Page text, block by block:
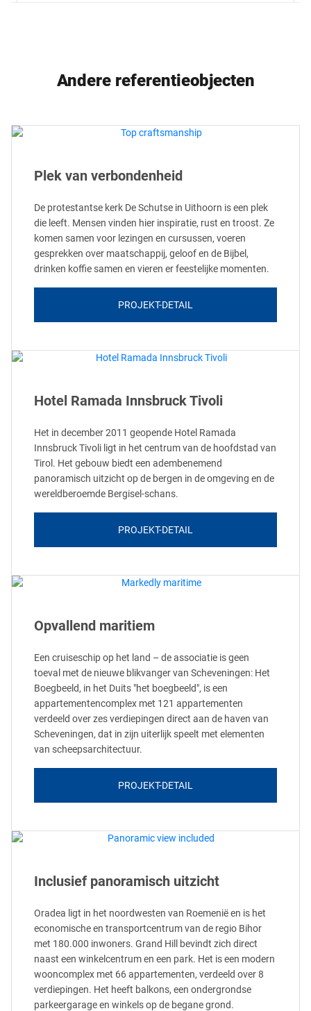
Andere referentieobjecten
Plek van verbondenheid
De protestantse kerk De Schutse in Uithoorn is een plek
die leeft. Mensen vinden hier inspiratie, rust en troost. Ze
komen samen voor lezingen en cursussen, voeren
gesprekken over maatschappij, geloof en de Bijbel,
drinken koffie samen en vieren er feestelijke momenten.
PROJEKT-DETAIL
Hotel Ramada Innsbruck Tivoli
Het in december 2011 geopende Hotel Ramada
Innsbruck Tivoli ligt in het centrum van de hoofdstad van
Tirol. Het gebouw biedt een adembenemend
panoramisch uitzicht op de bergen in de omgeving en de
wereldberoemde Bergisel-schans.
PROJEKT-DETAIL
Opvallend maritiem
Een cruiseschip op het land – de associatie is geen
toeval met de nieuwe blikvanger van Scheveningen: Het
Boegbeeld, in het Duits "het boegbeeld", is een
appartementencomplex met 121 appartementen
verdeeld over zes verdiepingen direct aan de haven van
Scheveningen, dat in zijn uiterlijk speelt met elementen
van scheepsarchitectuur.
PROJEKT-DETAIL
Inclusief panoramisch uitzicht
Oradea ligt in het noordwesten van Roemenië en is het
economische en transportcentrum van de regio Bihor
met 180.000 inwoners. Grand Hill bevindt zich direct
naast een winkelcentrum en een park. Het is een modern
wooncomplex met 66 appartementen, verdeeld over 8
verdiepingen. Het heeft balkons, een ondergrondse
parkeergarage en winkels op de begane grond.